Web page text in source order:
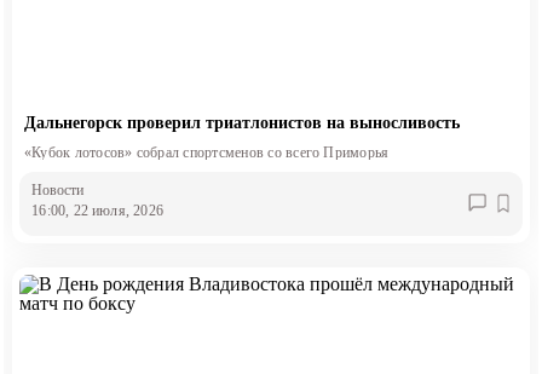
Дальнегорск проверил триатлонистов на выносливость
«Кубок лотосов» собрал спортсменов со всего Приморья
Новости
16:00, 22 июля, 2026